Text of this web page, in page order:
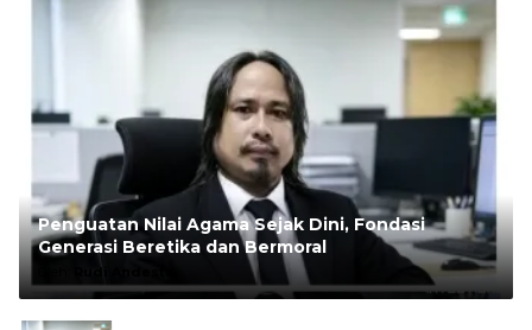
Penguatan Nilai Agama Sejak Dini, Fondasi
Generasi Beretika dan Bermoral
Rudi Andesta